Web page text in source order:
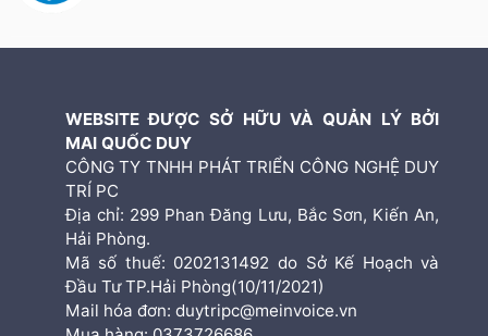
WEBSITE ĐƯỢC SỞ HỮU VÀ QUẢN LÝ BỞI
MAI QUỐC DUY
CÔNG TY TNHH PHÁT TRIỂN CÔNG NGHỆ DUY
TRÍ PC
Địa chỉ: 299 Phan Đăng Lưu, Bắc Sơn, Kiến An,
Hải Phòng.
Mã số thuế: 0202131492 do Sở Kế Hoạch và
Đầu Tư TP.Hải Phòng(10/11/2021)
Mail hóa đơn: duytripc@meinvoice.vn